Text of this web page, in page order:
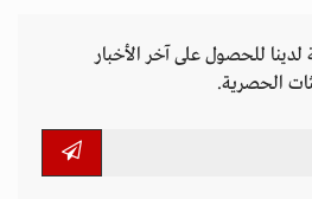
لدينا للحصول على آخر الأخبار
الحصرية.